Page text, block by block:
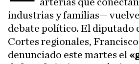
industrias y familias—
debate político. El diputado
Cortes regionales, Francisco
denunciado este martes el